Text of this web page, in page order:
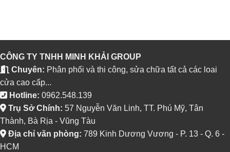
CÔNG TY TNHH MINH KHẢI GROUP
Chuyên: Phân phối và thi công, sửa chữa tất cả các loai
cửa cao cấp...
Hotline: 0962.548.139
Trụ Sở Chính: 57 Nguyễn Văn Linh, TT. Phú Mỹ, Tân
Thành, Bà Rịa - Vũng Tàu
Địa chỉ văn phòng: 789 Kinh Dương Vương - P. 13 - Q. 6 -
HCM